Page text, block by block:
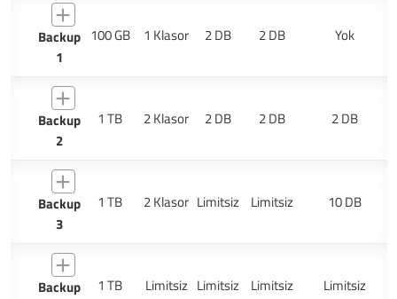
Backup
1
100 GB 1 Klasor 2 DB 2 DB Yok
Backup
2
1 TB 2 Klasor 2 DB 2 DB 2 DB
Backup
3
1 TB 2 Klasor Limitsiz Limitsiz 10 DB
Backup
1 TB Limitsiz Limitsiz Limitsiz Limitsiz